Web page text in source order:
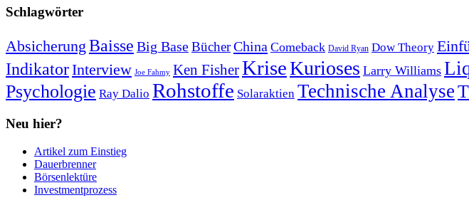
Schlagwörter
Absicherung Baisse Big BaseBücherChina Comeback David Ryan Dow Theory
IndikatorInterview Joe Fahmy Ken FisherKriseKurioses Larry Williams
Psychologie Ray Dalio Rohstoffe Solaraktien Technische Analyse
Neu hier?
Artikel zum Einstieg
Dauerbrenner
Börsenlektüre
Investmentprozess